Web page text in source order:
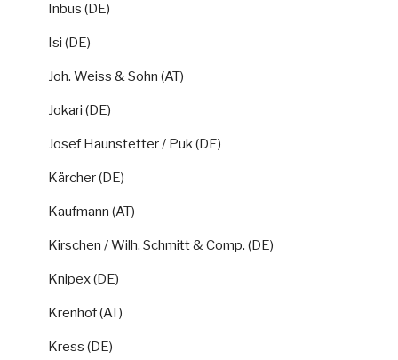
Inbus (DE)
Isi (DE)
Joh. Weiss & Sohn (AT)
Jokari (DE)
Josef Haunstetter / Puk (DE)
Kärcher (DE)
Kaufmann (AT)
Kirschen / Wilh. Schmitt & Comp. (DE)
Knipex (DE)
Krenhof (AT)
Kress (DE)